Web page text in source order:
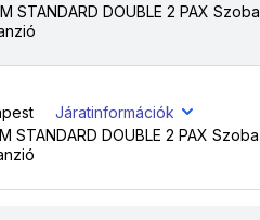
STANDARD DOUBLE 2 PAX Szoba
Járatinformációk
STANDARD DOUBLE 2 PAX Szoba